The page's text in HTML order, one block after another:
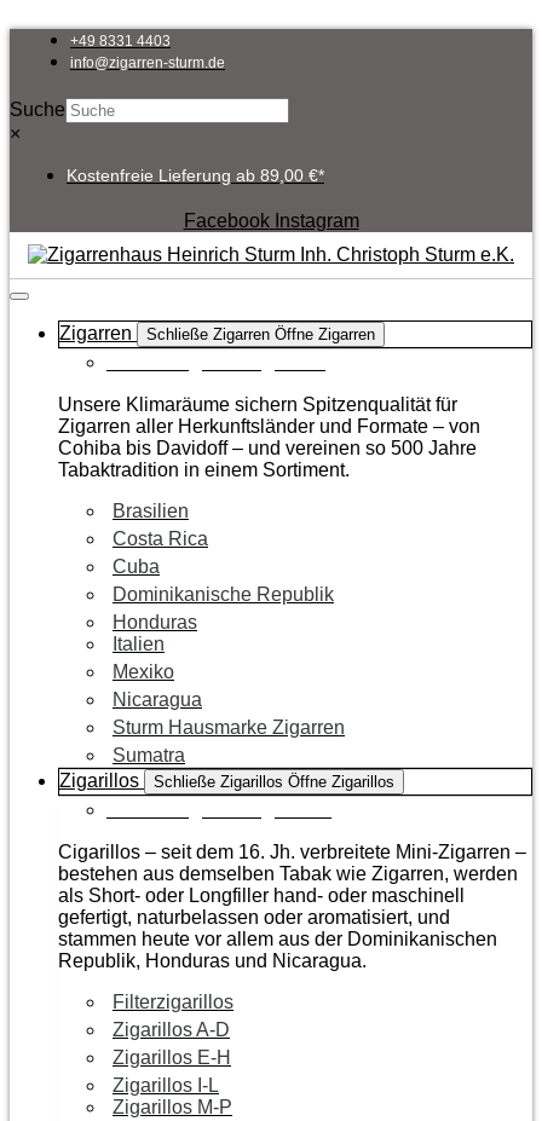
Inhalt
springen
+49 8331 4403
info@zigarren-sturm.de
Suche
×
Kostenfreie Lieferung ab 89,00 €*
Facebook Instagram
Zigarren Schließe Zigarren Öffne Zigarren
Unsere Klimaräume sichern Spitzenqualität für
Zigarren aller Herkunftsländer und Formate – von
Cohiba bis Davidoff – und vereinen so 500 Jahre
Tabaktradition in einem Sortiment.
Brasilien
Costa Rica
Cuba
Dominikanische Republik
Honduras
Italien
Mexiko
Nicaragua
Sturm Hausmarke Zigarren
Sumatra
Zigarillos
Schließe Zigarillos Öffne Zigarillos
Cigarillos – seit dem 16. Jh. verbreitete Mini-Zigarren –
bestehen aus demselben Tabak wie Zigarren, werden
als Short- oder Longfiller hand- oder maschinell
gefertigt, naturbelassen oder aromatisiert, und
stammen heute vor allem aus der Dominikanischen
Republik, Honduras und Nicaragua.
Filterzigarillos
Zigarillos A-D
Zigarillos E-H
Zigarillos I-L
Zigarillos M-P